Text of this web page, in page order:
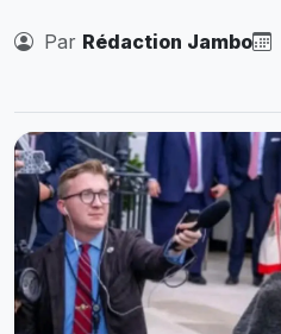
Par Rédaction Jambo